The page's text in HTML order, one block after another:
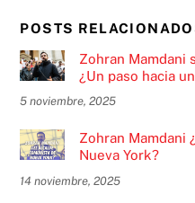
POSTS
Zohran Mamdani
¿Un paso hacia
5 noviembre, 2025
Zohran Mamdani
Nueva York?
14 noviembre, 2025